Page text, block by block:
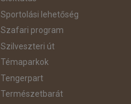
Sportolási lehetőség
Szafari program
Szilveszteri út
Témaparkok
Tengerpart
Természetbarát